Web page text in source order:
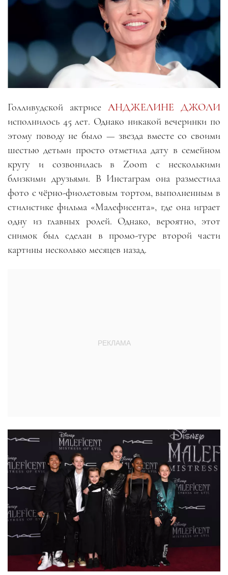
Голливудской актрисе АНДЖЕЛИНЕ ДЖОЛИ
исполнилось 45 лет. Однако никакой вечеринки по
этому поводу не было — звезда вместе со своими
шестью детьми просто отметила дату в семейном
кругу и созвонилась в Zoom с несколькими
близкими друзьями. В Инстаграм она разместила
фото с чёрно-фиолетовым тортом, выполненным в
стилистике фильма «Малефисента», где она играет
одну из главных ролей. Однако, вероятно, этот
снимок был сделан в промо-туре второй части
картины несколько месяцев назад.